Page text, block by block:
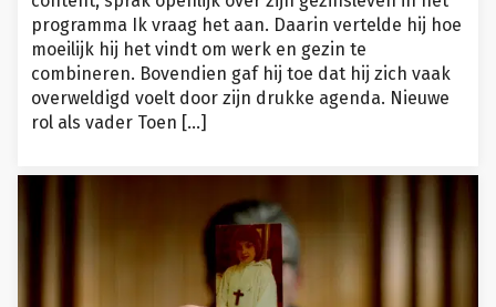
programma Ik vraag het aan. Daarin vertelde hij hoe
moeilijk hij het vindt om werk en gezin te
combineren. Bovendien gaf hij toe dat hij zich vaak
overweldigd voelt door zijn drukke agenda. Nieuwe
rol als vader Toen […]